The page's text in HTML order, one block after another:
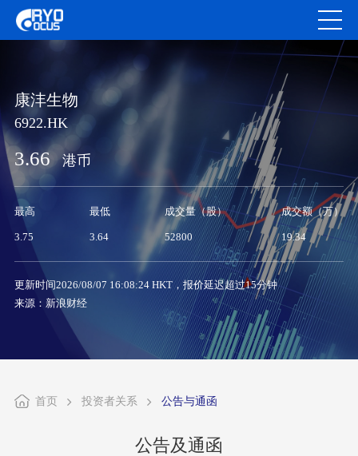
康沣生物
6922.HK
3.66 港币
最高
3.75
最低
3.64
成交量（股）
52800
成交额（万）
19.34
更新时间2026/08/07 16:08:24 HKT，报价延迟超过15分钟
来源：新浪财经
首页 投资者关系 公告与通函
公告及通函